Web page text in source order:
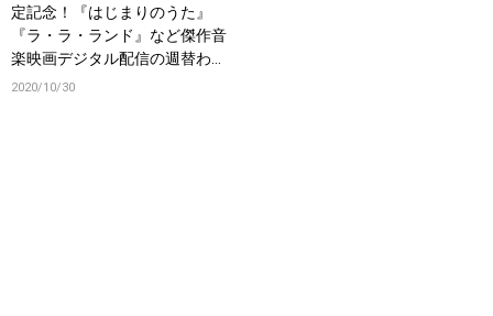
定記念！『はじまりのうた』
『ラ・ラ・ランド』など傑作音
楽映画デジタル配信の週替わり
ディスカウントセール実施決
2020/10/30